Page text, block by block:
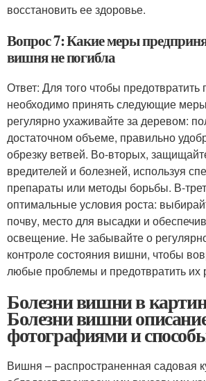
восстановить ее здоровье.
Вопрос 7: Какие меры
вишня не погибла
Ответ: Для того чтобы предотвратить
необходимо принять следующие
регулярно ухаживайте за деревом:
достаточном объеме, правильно
обрезку ветвей. Во-вторых,
вредителей и болезней, используя
препараты или методы борьбы. В-
оптимальные условия роста:
почву, место для высадки и
освещение. Не забывайте о
контроле состояния вишни, чтобы
любые проблемы и предотвратить их
Болезни вишни в
Болезни вишни
фотографиями и
Вишня – распространенная садовая